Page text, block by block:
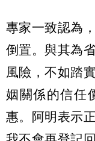
專家一致認為
倒置。與其為
風險，不如踏
姻關係的信任
惠。阿明表示